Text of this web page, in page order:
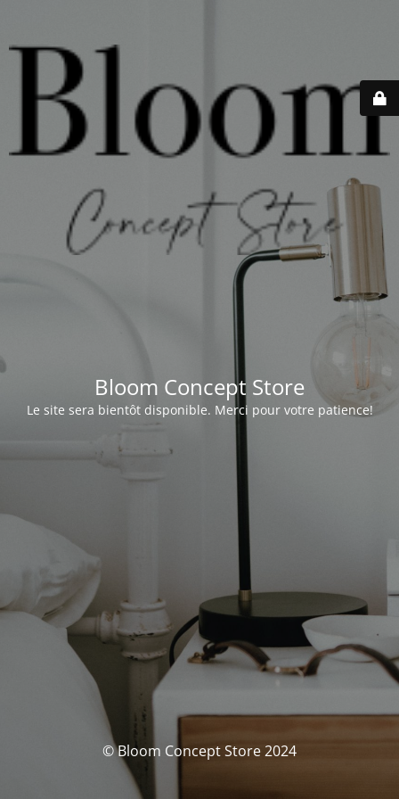
Bloom Concept Store
Le site sera bientôt disponible. Merci pour votre patience!
© Bloom Concept Store 2024